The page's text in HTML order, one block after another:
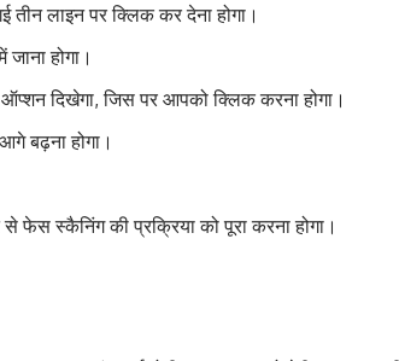
लाइन पर क्लिक कर देना होगा।
होगा।
दिखेगा, जिस पर आपको क्लिक करना होगा।
बढ़ना होगा।
स्कैनिंग की प्रक्रिया को पूरा करना होगा।